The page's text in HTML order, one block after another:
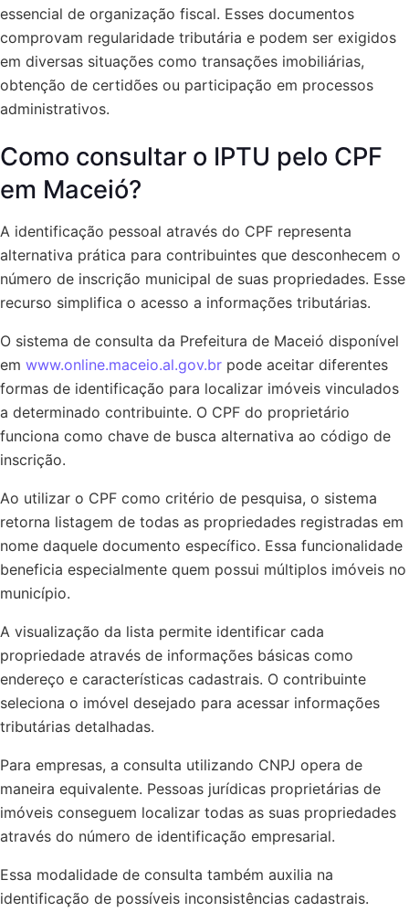
essencial de organização fiscal. Esses documentos
comprovam regularidade tributária e podem ser exigidos
em diversas situações como transações imobiliárias,
obtenção de certidões ou participação em processos
administrativos.
Como consultar o IPTU pelo CPF
em Maceió?
A identificação pessoal através do CPF representa
alternativa prática para contribuintes que desconhecem o
número de inscrição municipal de suas propriedades. Esse
recurso simplifica o acesso a informações tributárias.
O sistema de consulta da Prefeitura de Maceió disponível
em www.online.maceio.al.gov.br pode aceitar diferentes
formas de identificação para localizar imóveis vinculados
a determinado contribuinte. O CPF do proprietário
funciona como chave de busca alternativa ao código de
inscrição.
Ao utilizar o CPF como critério de pesquisa, o sistema
retorna listagem de todas as propriedades registradas em
nome daquele documento específico. Essa funcionalidade
beneficia especialmente quem possui múltiplos imóveis no
município.
A visualização da lista permite identificar cada
propriedade através de informações básicas como
endereço e características cadastrais. O contribuinte
seleciona o imóvel desejado para acessar informações
tributárias detalhadas.
Para empresas, a consulta utilizando CNPJ opera de
maneira equivalente. Pessoas jurídicas proprietárias de
imóveis conseguem localizar todas as suas propriedades
através do número de identificação empresarial.
Essa modalidade de consulta também auxilia na
identificação de possíveis inconsistências cadastrais.